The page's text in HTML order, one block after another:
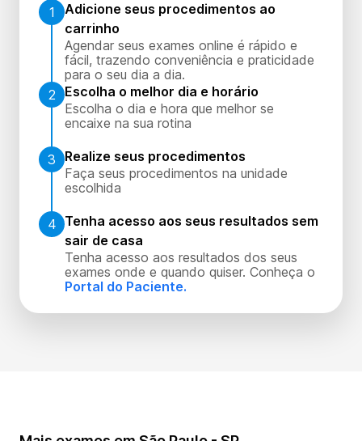
1
Adicione seus procedimentos ao
carrinho
Agendar seus exames online é rápido e
fácil, trazendo conveniência e praticidade
para o seu dia a dia.
2
Escolha o melhor dia e horário
Escolha o dia e hora que melhor se
encaixe na sua rotina
3
Realize seus procedimentos
Faça seus procedimentos na unidade
escolhida
4 Tenha acesso aos seus resultados sem
sair de casa
Tenha acesso aos resultados dos seus
exames onde e quando quiser. Conheça o
Portal do Paciente.